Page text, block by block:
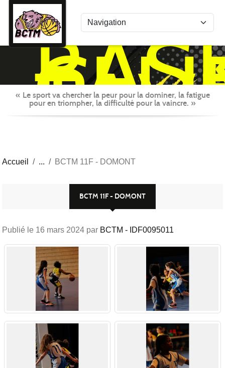
« Le sport va chercher la peur pour la dominer, la fatigue
pour en triompher, la difficulté pour la vaincre. »
Accueil BCTM 11F - DOMONT
BCTM 11F - DOMONT
Publié le 16 mars 2024 par BCTM - IDF0095011
Panneau de gestion des cookies